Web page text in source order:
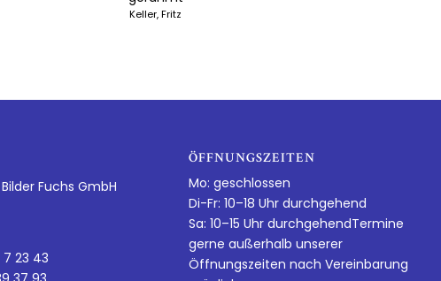
Keller, Fritz
Fuchs GmbH
23 43
ÖFFNUNGSZEITEN
Mo: geschlossen
Di-Fr: 10–18 Uhr durchgehend
Sa: 10–15 Uhr durchgehendTermine
gerne außerhalb unserer
Öffnungszeiten nach Vereinbarung